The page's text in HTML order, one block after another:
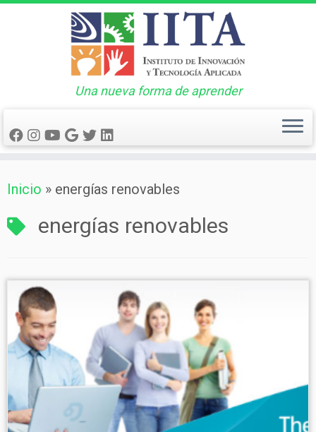
al
contenido
Una nueva forma de aprender
Inicio » energías renovables
energías renovables